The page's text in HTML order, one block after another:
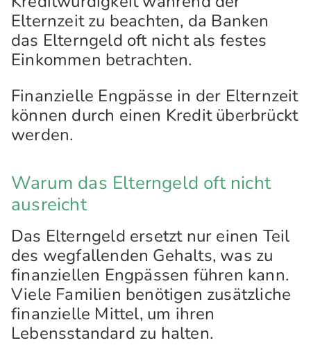
Elternzeit zu beachten, da Banken
das Elterngeld oft nicht als festes
Einkommen betrachten.
Finanzielle Engpässe in der Elternzeit
können durch einen Kredit überbrückt
werden.
Warum das Elterngeld oft nicht
ausreicht
Das Elterngeld ersetzt nur einen Teil
des wegfallenden Gehalts, was zu
finanziellen Engpässen führen kann.
Viele Familien benötigen zusätzliche
finanzielle Mittel, um ihren
Lebensstandard zu halten.